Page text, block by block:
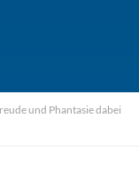
und Phantasie dabei